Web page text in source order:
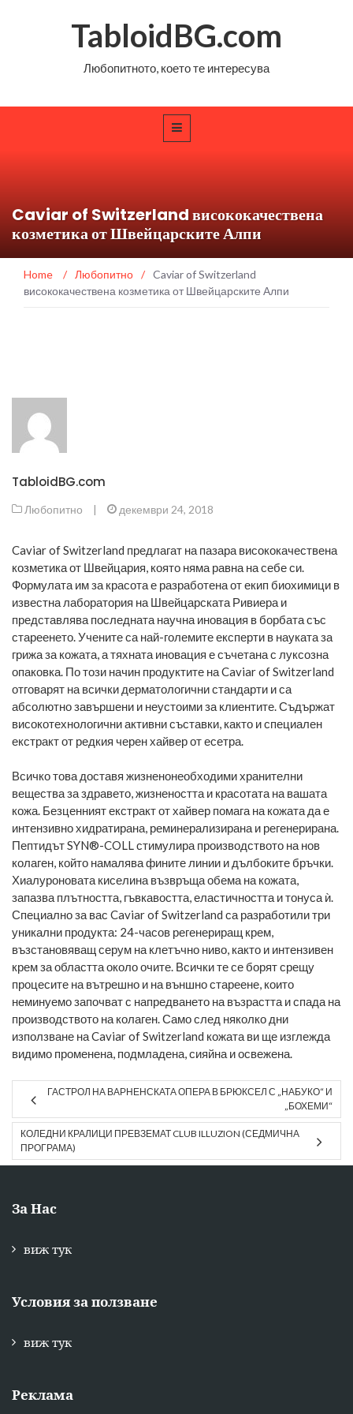
TabloidBG.com
Любопитното, което те интересува
Caviar of Switzerland висококачествена
козметика от Швейцарските Алпи
Home / Любопитно / Caviar of Switzerland
висококачествена козметика от Швейцарските Алпи
TabloidBG.com
Любопитно | декември 24, 2018
Caviar of Switzerland предлагат на пазара висококачествена
козметика от Швейцария, която няма равна на себе си.
Формулата им за красота е разработена от екип биохимици в
известна лаборатория на Швейцарската Ривиера и
представлява последната научна иновация в борбата със
стареенето. Учените са най-големите експерти в науката за
грижа за кожата, а тяхната иновация е съчетана с луксозна
опаковка. По този начин продуктите на Caviar of Switzerland
отговарят на всички дерматологични стандарти и са
абсолютно завършени и неустоими за клиентите. Съдържат
високотехнологични активни съставки, както и специален
екстракт от редкия черен хайвер от есетра.
Всичко това доставя жизненонеобходими хранителни
вещества за здравето, жизнеността и красотата на вашата
кожа. Безценният екстракт от хайвер помага на кожата да е
интензивно хидратирана, реминерализирана и регенерирана.
Пептидът SYN®-COLL стимулира производството на нов
колаген, който намалява фините линии и дълбоките бръчки.
Хиалуроновата киселина възвръща обема на кожата,
запазва плътността, гъвкавостта, еластичността и тонуса ѝ.
Специално за вас Caviar of Switzerland са разработили три
уникални продукта: 24-часов регенериращ крем,
възстановяващ серум на клетъчно ниво, както и интензивен
крем за областта около очите. Всички те се борят срещу
процесите на вътрешно и на външно стареене, които
неминуемо започват с напредването на възрастта и спада на
производството на колаген. Само след няколко дни
използване на Caviar of Switzerland кожата ви ще изглежда
видимо променена, подмладена, сияйна и освежена.
ГАСТРОЛ НА ВАРНЕНСКАТА ОПЕРА В БРЮКСЕЛ С „НАБУКО“ И
„БОХЕМИ“
КОЛЕДНИ КРАЛИЦИ ПРЕВЗЕМАТ CLUB ILLUZION (СЕДМИЧНА
ПРОГРАМА)
За Нас
виж тук
Условия за ползване
виж тук
Реклама